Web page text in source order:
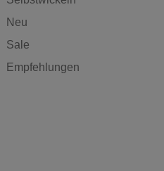
Neu
Sale
Empfehlungen